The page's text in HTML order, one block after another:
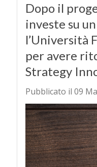
Dopo il
investe su
l’Università
per avere
Strategy
Pubblicato il 09